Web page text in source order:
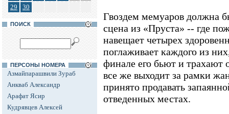
29
30
ПОИСК
ПЕРСОНЫ НОМЕРА
Азмайпарашвили Зураб
Анкваб Александр
Арафат Ясир
Кудрявцев Алексей
Гвоздем мемуаров должна
сцена из «Пруста» -- где
навещает четырех
поглаживает каждого из
финале его бьют и трахают
все же выходит за рамки
принято продавать
отведенных местах.